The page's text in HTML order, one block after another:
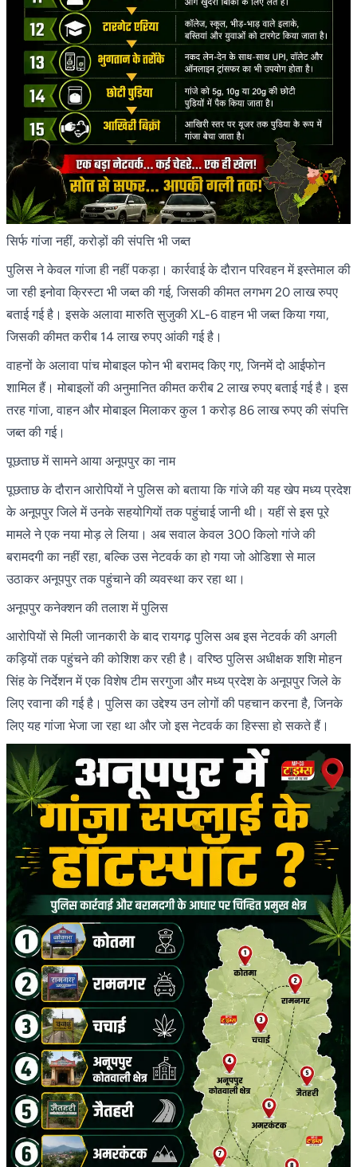
सिर्फ गांजा नहीं, करोड़ों की संपत्ति भी जब्त
पुलिस ने केवल गांजा ही नहीं पकड़ा। कार्रवाई के दौरान परिवहन में इस्तेमाल की
जा रही इनोवा क्रिस्टा भी जब्त की गई, जिसकी कीमत लगभग 20 लाख रुपए
बताई गई है। इसके अलावा मारुति सुजुकी XL-6 वाहन भी जब्त किया गया,
जिसकी कीमत करीब 14 लाख रुपए आंकी गई है।
वाहनों के अलावा पांच मोबाइल फोन भी बरामद किए गए, जिनमें दो आईफोन
शामिल हैं। मोबाइलों की अनुमानित कीमत करीब 2 लाख रुपए बताई गई है। इस
तरह गांजा, वाहन और मोबाइल मिलाकर कुल 1 करोड़ 86 लाख रुपए की संपत्ति
जब्त की गई।
पूछताछ में सामने आया अनूपपुर का नाम
पूछताछ के दौरान आरोपियों ने पुलिस को बताया कि गांजे की यह खेप मध्य प्रदेश
के अनूपपुर जिले में उनके सहयोगियों तक पहुंचाई जानी थी। यहीं से इस पूरे
मामले ने एक नया मोड़ ले लिया। अब सवाल केवल 300 किलो गांजे की
बरामदगी का नहीं रहा, बल्कि उस नेटवर्क का हो गया जो ओडिशा से माल
उठाकर अनूपपुर तक पहुंचाने की व्यवस्था कर रहा था।
अनूपपुर कनेक्शन की तलाश में पुलिस
आरोपियों से मिली जानकारी के बाद रायगढ़ पुलिस अब इस नेटवर्क की अगली
कड़ियों तक पहुंचने की कोशिश कर रही है। वरिष्ठ पुलिस अधीक्षक शशि मोहन
सिंह के निर्देशन में एक विशेष टीम सरगुजा और मध्य प्रदेश के अनूपपुर जिले के
लिए रवाना की गई है। पुलिस का उद्देश्य उन लोगों की पहचान करना है, जिनके
लिए यह गांजा भेजा जा रहा था और जो इस नेटवर्क का हिस्सा हो सकते हैं।